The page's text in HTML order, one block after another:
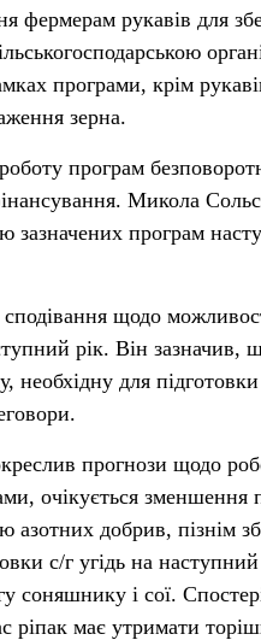
фермерам рукавів для
програми, крім
зерна.
програм
Микола
зазначених програм
щодо
рік. Він
необхідну для
прогнози щодо
очікується зменшення
азотних добрив, пізнім
с/г угідь на наступний
соняшнику і сої.
має утримати